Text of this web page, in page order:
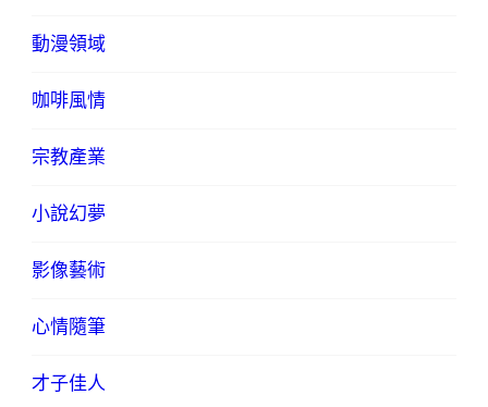
動漫領域
咖啡風情
宗教產業
小說幻夢
影像藝術
心情隨筆
才子佳人